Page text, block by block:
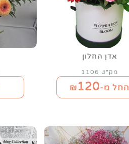
אדן החלון
מק"ט 1106
החל מ-₪120